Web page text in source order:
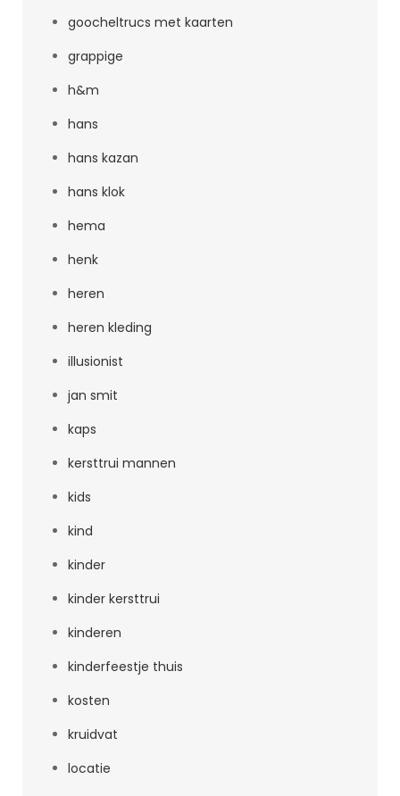
goocheltrucs met kaarten
grappige
h&m
hans
hans kazan
hans klok
hema
henk
heren
heren kleding
illusionist
jan smit
kaps
kersttrui mannen
kids
kind
kinder
kinder kersttrui
kinderen
kinderfeestje thuis
kosten
kruidvat
locatie